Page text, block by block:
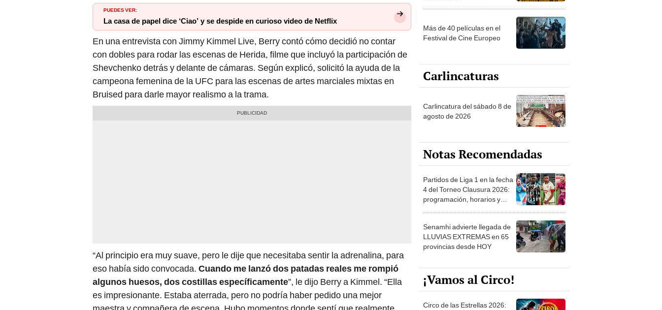
PUEDES VER:
La casa de papel dice ‘Ciao’ y se despide en curioso video de Netflix
En una entrevista con Jimmy Kimmel Live, Berry contó cómo decidió no contar
con dobles para rodar las escenas de Herida, filme que incluyó la participación de
Shevchenko detrás y delante de cámaras. Según explicó, solicitó la ayuda de la
campeona femenina de la UFC para las escenas de artes marciales mixtas en
Bruised para darle mayor realismo a la trama.
“Al principio era muy suave, pero le dije que necesitaba sentir la adrenalina, para
eso había sido convocada. Cuando me lanzó dos patadas reales me rompió
algunos huesos, dos costillas específicamente”, le dijo Berry a Kimmel. “Ella
es impresionante. Estaba aterrada, pero no podría haber pedido una mejor
Más de 40 películas en el
Festival de Cine Europeo
Carlincaturas
Carlincatura del sábado 8 de
agosto de 2026
Notas Recomendadas
Partidos de Liga 1 en la fecha
4 del Torneo Clausura 2026:
programación, horarios y
Senamhi advierte llegada de
LLUVIAS EXTREMAS en 65
provincias desde HOY
¡Vamos al Circo!
Circo de las Estrellas 2026: